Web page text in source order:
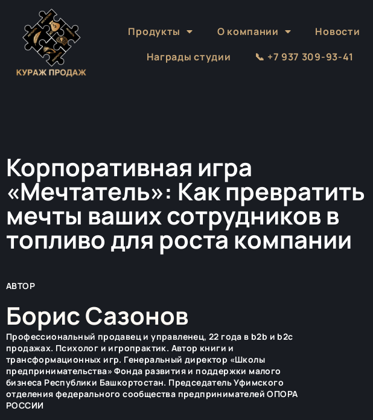
Продукты О компании Новости
Награды студии
📞 +7 937 309-93-41
Корпоративная игра
«Мечтатель»: Как превратить
мечты ваших сотрудников в
топливо для роста компании
АВТОР
Борис Сазонов
Профессиональный продавец и управленец, 22 года в b2b и b2c
продажах. Психолог и игропрактик. Автор книги и
трансформационных игр. Генеральный директор «Школы
предпринимательства» Фонда развития и поддержки малого
бизнеса Республики Башкортостан. Председатель Уфимского
отделения федерального сообщества предпринимателей ОПОРА
РОССИИ